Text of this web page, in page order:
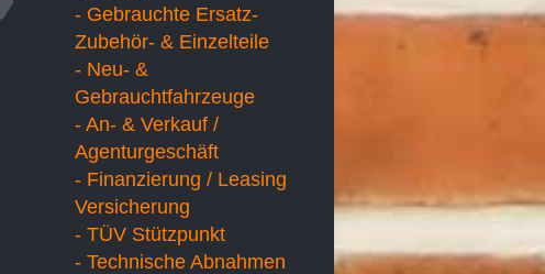
- Gebrauchte Ersatz-
Zubehör- & Einzelteile
- Neu- &
Gebrauchtfahrzeuge
- An- & Verkauf /
Agenturgeschäft
- Finanzierung / Leasing
Versicherung
- TÜV Stützpunkt
- Technische Abnahmen